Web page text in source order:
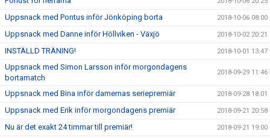
Uppsnack med Pontus inför Jönköping borta 2018-10-06 08:00
Uppsnack med Danne inför Höllviken - Växjö 2018-10-02 20:21
INSTÄLLD TRÄNING! 2018-10-01 13:47
Uppsnack med Simon Larsson inför morgondagens
bortamatch
2018-09-29 11:46
Uppsnack med Bina inför damernas seriepremiär 2018-09-28 18:01
Uppsnack med Erik inför morgondagens premiär 2018-09-21 20:58
Nu är det exakt 24 timmar till premiär! 2018-09-21 19:00